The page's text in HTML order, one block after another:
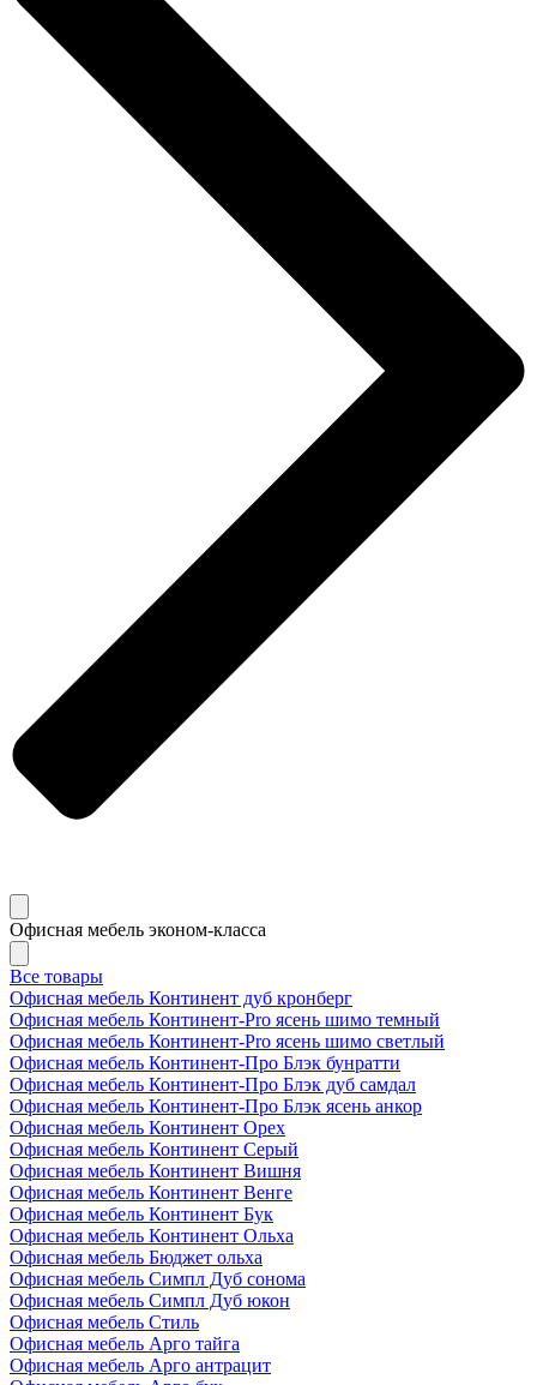
Офисная мебель эконом-класса
Все товары
Офисная мебель Континент дуб кронберг
Офисная мебель Континент-Pro ясень шимо темный
Офисная мебель Континент-Pro ясень шимо светлый
Офисная мебель Континент-Про Блэк бунратти
Офисная мебель Континент-Про Блэк дуб самдал
Офисная мебель Континент-Про Блэк ясень анкор
Офисная мебель Континент Орех
Офисная мебель Континент Серый
Офисная мебель Континент Вишня
Офисная мебель Континент Венге
Офисная мебель Континент Бук
Офисная мебель Континент Ольха
Офисная мебель Бюджет ольха
Офисная мебель Симпл Дуб сонома
Офисная мебель Симпл Дуб юкон
Офисная мебель Стиль
Офисная мебель Арго тайга
Офисная мебель Арго антрацит